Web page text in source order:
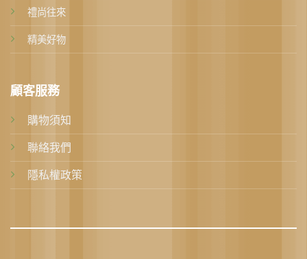
禮尚往來
精美好物
顧客服務
購物須知
聯絡我們
隱私權政策